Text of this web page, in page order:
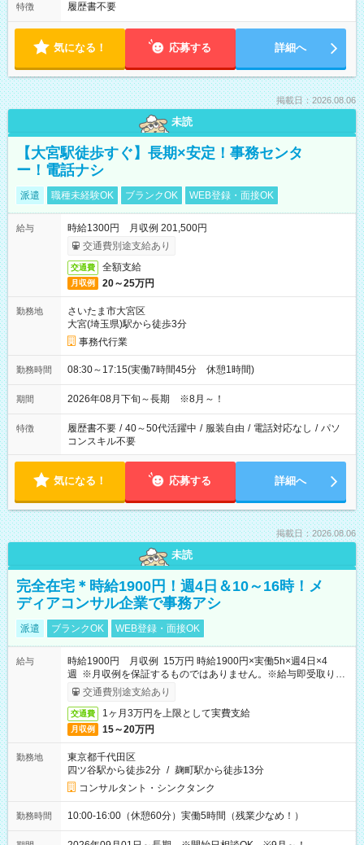
特徴 履歴書不要
気になる！ 応募する 詳細へ
掲載日：2026.08.06
未読
【大宮駅徒歩すぐ】長期×安定！事務センタ
ー！電話ナシ
派遣 職種未経験OK ブランクOK WEB登録・面接OK
給与
時給1300円 月収例 201,500円
交通費別途支給あり
交通費 全額支給
月収例 20～25万円
勤務地
さいたま市大宮区
大宮(埼玉県)駅から徒歩3分
事務代行業
勤務時間 08:30～17:15(実働7時間45分 休憩1時間)
期間 2026年08月下旬～長期 ※8月～！
特徴 履歴書不要 / 40～50代活躍中 / 服装自由 / 電話対応なし / パソ
コンスキル不要
気になる！ 応募する 詳細へ
掲載日：2026.08.06
未読
完全在宅＊時給1900円！週4日＆10～16時！メ
ディアコンサル企業で事務アシ
派遣 ブランクOK WEB登録・面接OK
給与
時給1900円 月収例 15万円 時給1900円×実働5h×週4日×4
週 ※月収例を保証するものではありません。※給与即受取りサ
ービス利用可（利用条件有）
交通費別途支給あり
交通費 1ヶ月3万円を上限として実費支給
月収例 15～20万円
勤務地
東京都千代田区
四ツ谷駅から徒歩2分 / 麹町駅から徒歩13分
コンサルタント・シンクタンク
勤務時間 10:00-16:00（休憩60分）実働5時間（残業少なめ！）